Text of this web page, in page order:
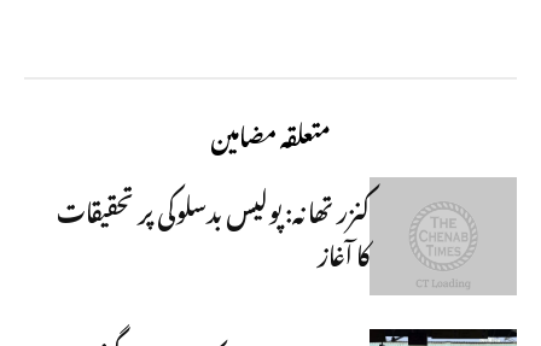
متعلقہ مضامین
کنزر تھانہ: پولیس بدسلوکی پر تحقیقات
کا آغاز